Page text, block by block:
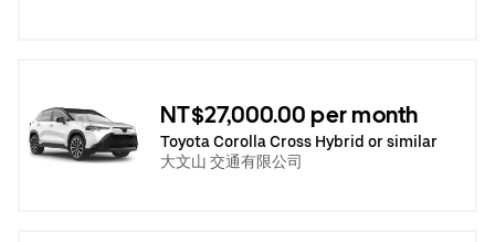
NT$27,000.00 per month
Toyota Corolla Cross Hybrid or similar
大文山 交通有限公司